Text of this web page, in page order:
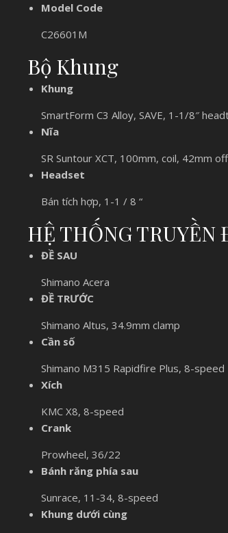
Model Code
C26601M
Bộ Khung
Khung
SmartForm C3 Alloy, SAVE, 1-1/8″
Nĩa
SR Suntour XCT, 100mm, coil, 42mm
Headset
Bán tích hợp, 1-1 / 8 “
HỆ THỐNG TRUYỀN
ĐỀ SAU
Shimano Acera
ĐỀ TRƯỚC
Shimano Altus, 34.9mm clamp
Cần số
Shimano M315 Rapidfire Plus, 8-speed
Xích
KMC X8, 8-speed
Crank
Prowheel, 36/22
Bánh răng phía sau
Sunrace, 11-34, 8-speed
Khung dưới cùng